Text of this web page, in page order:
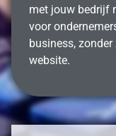
met jouw bedrijf
voor
business,
website.